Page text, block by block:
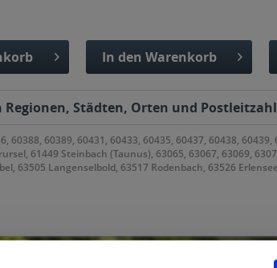
In den Warenkorb
Städten, Orten und
60389, 60431, 60433, 60435, 60437, 60438,
61449 Steinbach (Taunus), 63065, 63067, 63069,
63505 Langenselbold, 63517 Rodenbach, 63526